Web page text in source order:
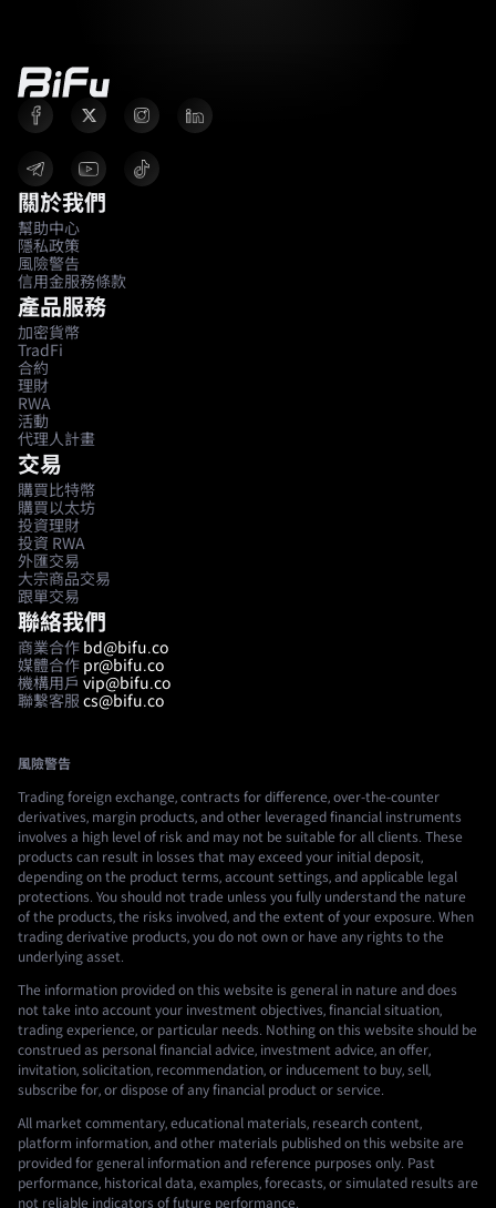
關於我們
幫助中心
隱私政策
風險警告
信用金服務條款
產品服務
加密貨幣
TradFi
合約
理財
RWA
活動
代理人計畫
交易
購買比特幣
購買以太坊
投資理財
投資 RWA
外匯交易
大宗商品交易
跟單交易
聯絡我們
商業合作 bd@bifu.co
媒體合作 pr@bifu.co
機構用戶 vip@bifu.co
聯繫客服 cs@bifu.co
風險警告
Trading foreign exchange, contracts for difference, over-the-counter
derivatives, margin products, and other leveraged financial instruments
involves a high level of risk and may not be suitable for all clients. These
products can result in losses that may exceed your initial deposit,
depending on the product terms, account settings, and applicable legal
protections. You should not trade unless you fully understand the nature
of the products, the risks involved, and the extent of your exposure. When
trading derivative products, you do not own or have any rights to the
underlying asset.
The information provided on this website is general in nature and does
not take into account your investment objectives, financial situation,
trading experience, or particular needs. Nothing on this website should be
construed as personal financial advice, investment advice, an offer,
invitation, solicitation, recommendation, or inducement to buy, sell,
subscribe for, or dispose of any financial product or service.
All market commentary, educational materials, research content,
platform information, and other materials published on this website are
provided for general information and reference purposes only. Past
performance, historical data, examples, forecasts, or simulated results are
not reliable indicators of future performance.